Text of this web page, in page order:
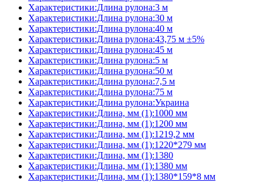
Характеристики:Длина рулона:3 м
Характеристики:Длина рулона:30 м
Характеристики:Длина рулона:40 м
Характеристики:Длина рулона:43,75 м ±5%
Характеристики:Длина рулона:45 м
Характеристики:Длина рулона:5 м
Характеристики:Длина рулона:50 м
Характеристики:Длина рулона:7,5 м
Характеристики:Длина рулона:75 м
Характеристики:Длина рулона:Украина
Характеристики:Длина, мм (1):1000 мм
Характеристики:Длина, мм (1):1200 мм
Характеристики:Длина, мм (1):1219,2 мм
Характеристики:Длина, мм (1):1220*279 мм
Характеристики:Длина, мм (1):1380
Характеристики:Длина, мм (1):1380 мм
Характеристики:Длина, мм (1):1380*159*8 мм